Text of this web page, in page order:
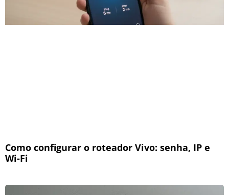
Como configurar o roteador Vivo: senha, IP e
Wi-Fi